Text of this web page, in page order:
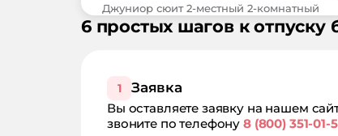
Джуниор сюит 2-местный 2-комнатный
6 простых шагов к отпуску
1 Заявка
Вы оставляете заявку на нашем
звоните по телефону8 (800) 351-01-